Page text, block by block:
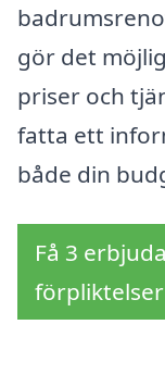
gör det
priser och
fatta ett
både din
Få 3
förpliktelser